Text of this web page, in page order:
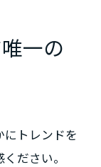
一の
トレンドを
ださい。